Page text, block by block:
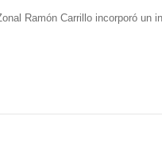
Ramón Carrillo incorporó un